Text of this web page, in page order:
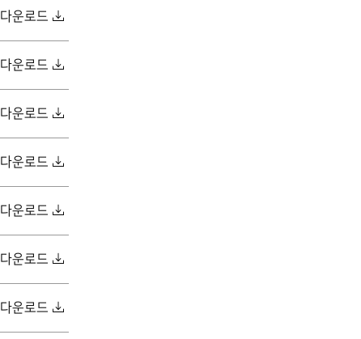
다운로드
다운로드
다운로드
다운로드
다운로드
다운로드
다운로드